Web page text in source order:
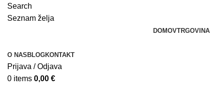
Search
Seznam želja
DOMOVTRGOVINA
O NAS BLOGKONTAKT
Prijava / Odjava
0 items 0,00 €